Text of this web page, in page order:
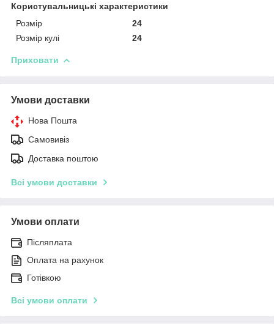
Користувальницькі характеристики
Розмір
24
Розмір кулі
24
Приховати
Умови доставки
Нова Пошта
Самовивіз
Доставка поштою
Всі умови доставки
Умови оплати
Післяплата
Оплата на рахунок
Готівкою
Всі умови оплати